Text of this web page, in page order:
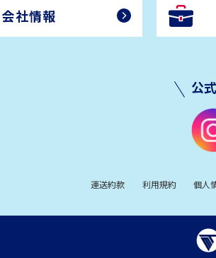
会社情報
公
運送約款 利用規約 個人